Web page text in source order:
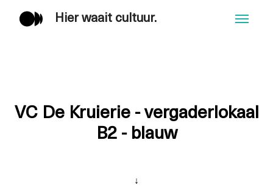
Hier waait cultuur. Menu
VC De Kruierie - vergaderlokaal
B2 - blauw
↓